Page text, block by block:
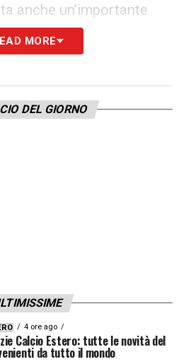
anche un’importante
che ha cresciuto
giovanile. Per il
la politica del club,
di giovani talenti dal
volontà del Manchester
di prospettiva per
MORE
DEL GIORNO
4 ore ago
Calcio Estero: tutte le novità del
da tutto il mondo